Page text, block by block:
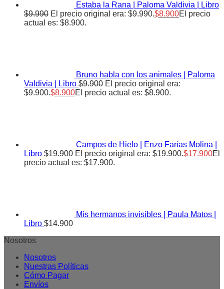
Estaba la Rana | Paloma Valdivia | Libro
$9.990 El precio original era: $9.990.$8.900El precio
actual es: $8.900.
Bruno habla con los animales | Paloma
Valdivia | Libro $9.900 El precio original era:
$9.900.$8.900El precio actual es: $8.900.
Campos de Hielo | Enzo Farías Molina |
Libro $19.900 El precio original era: $19.900.$17.900El
precio actual es: $17.900.
Mis hermanos invisibles | Paula Matos |
Libro $14.900
Nosotros
Nosotros
Nuestras Políticas
Cómo Pagar
Envíos